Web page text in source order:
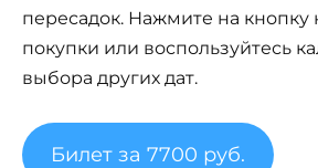
пересадок. Нажмите на кнопку
покупки или воспользуйтесь
выбора других дат.
Билет за 7700 руб.